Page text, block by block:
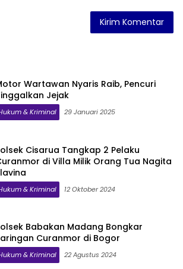
Wartawan Nyaris Raib, Pencuri
Jejak
& Kriminal 29 Januari 2025
Cisarua Tangkap 2 Pelaku
di Villa Milik Orang Tua Nagita
& Kriminal 12 Oktober 2024
Babakan Madang Bongkar
Curanmor di Bogor
& Kriminal 22 Agustus 2024